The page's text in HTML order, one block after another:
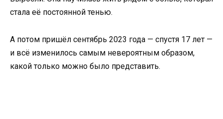
стала её постоянной тенью.
А потом пришёл сентябрь 2023 года — спустя 17 лет —
и всё изменилось самым невероятным образом,
какой только можно было представить.